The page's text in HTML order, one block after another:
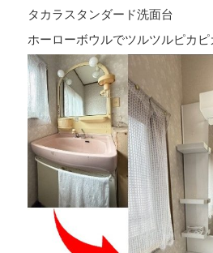
タカラスタンダード洗面台
ホーローボウルでツルツルピカピ